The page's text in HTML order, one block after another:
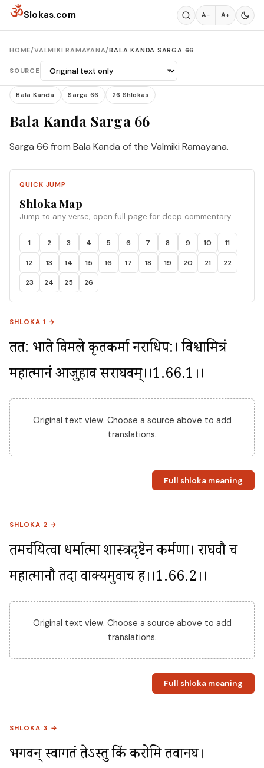
Skip to content
ॐSlokas.com A− A+
HOME/VALMIKI RAMAYANA/BALA KANDA SARGA 66
SOURCE
Bala Kanda Sarga 66 26 Shlokas
Bala Kanda Sarga 66
Sarga 66 from Bala Kanda of the Valmiki Ramayana.
QUICK JUMP
Shloka Map
Jump to any verse; open full page for deep commentary.
1 2 3 4 5 6 7 8 9 10 11
12 13 14 15 16 17 18 19 20 21 22
23 24 25 26
SHLOKA 1 →
तत: प्रभाते विमले कृतकर्मा नराधिप:। विश्वामित्रं
महात्मानं आजुहाव सराघवम्।।1.66.1।।
Original text view. Choose a source above to add
translations.
Full shloka meaning
SHLOKA 2 →
तमर्चयित्वा धर्मात्मा शास्त्रदृष्टेन कर्मणा। राघवौ च
महात्मानौ तदा वाक्यमुवाच ह।।1.66.2।।
Original text view. Choose a source above to add
translations.
Full shloka meaning
SHLOKA 3 →
भगवन् स्वागतं तेऽस्तु किं करोमि तवानघ।